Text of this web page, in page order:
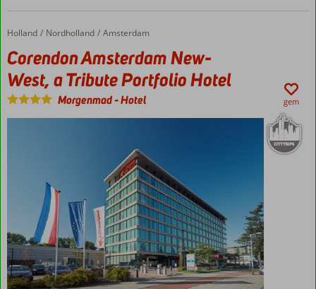
Spacenter
og
cafe
Forside
Holland Nordholland Amsterdam
Corendon Amsterdam New-West, a Tribute Portfolio Hotel
Corendon Amsterdam New-
West, a Tribute Portfolio Hotel
Morgenmad-Hotel gem